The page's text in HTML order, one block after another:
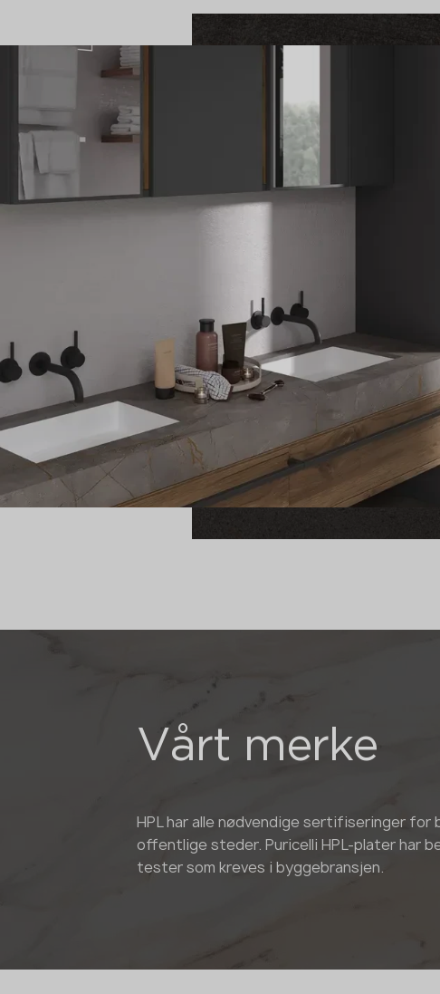
Vårt merke
HPL har alle nødvendige sertifiseringer for
offentlige steder. Puricelli HPL-plater har
tester som kreves i byggebransjen.